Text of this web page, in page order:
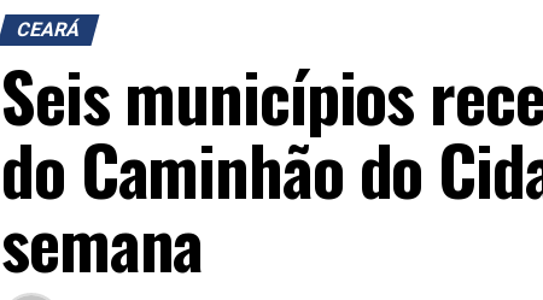
CEARÁ
Seis municípios
do Caminhão do
semana